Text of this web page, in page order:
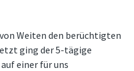
Weiten den berüchtigten
ging der 5-tägige
einer für uns